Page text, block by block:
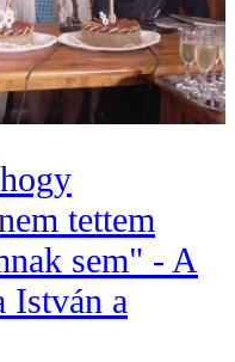
tettem
sem" - A
István a